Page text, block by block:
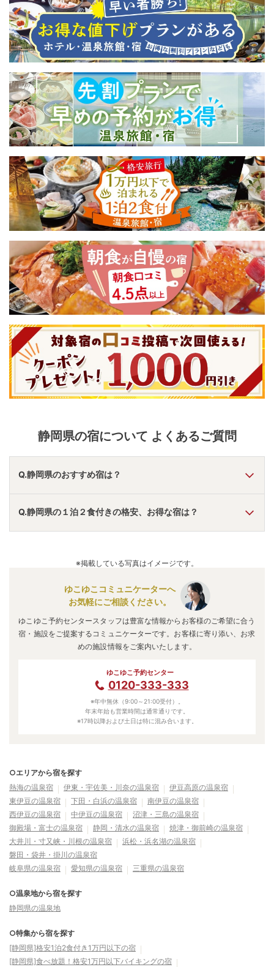
静岡県の宿について よくあるご質問
Q.静岡県のおすすめ宿は？
A.「ホテルニューアカオ」・「
ホテルサンバレー伊豆長岡 本
館」・ 「 ホテルリゾーピア熱海 」 などの旅館・ホテルがおす
すめの宿泊先です。
Q.静岡県の１泊２食付きの格安、お得な宿は？
どの旅館・ホテルがお得な価格で泊まれる宿泊先です。
※掲載している写真はイメージです。
ゆこゆこコミュニケーターへ
お気軽にご相談ください。
ゆこゆこ予約センタースタッフは豊富な情報からお客様のご希望に合う
宿・施設をご提案するコミュニケーターです。お客様に寄り添い、お求
めの施設情報をご案内いたします。
ゆこゆこ予約センター
0120-333-333
※年中無休（9:00～21:00受付）。
年末年始も営業時間は通常通りです。
※17時以降および土日は特に混み合います。
○エリアから宿を探す
熱海の温泉宿
伊東・宇佐美・川奈の温泉宿
伊豆高原の温泉宿
東伊豆の温泉宿
下田・白浜の温泉宿
南伊豆の温泉宿
西伊豆の温泉宿
中伊豆の温泉宿
沼津・三島の温泉宿
御殿場・富士の温泉宿
静岡・清水の温泉宿
焼津・御前崎の温泉宿
大井川・寸又峡・川根の温泉宿
浜松・浜名湖の温泉宿
磐田・袋井・掛川の温泉宿
岐阜県の温泉宿
愛知県の温泉宿 三重県の温泉宿
○温泉地から宿を探す
静岡県の温泉地
○特集から宿を探す
[静岡県]格安1泊2食付き1万円以下の宿
[静岡県]食べ放題！格安1万円以下バイキングの宿